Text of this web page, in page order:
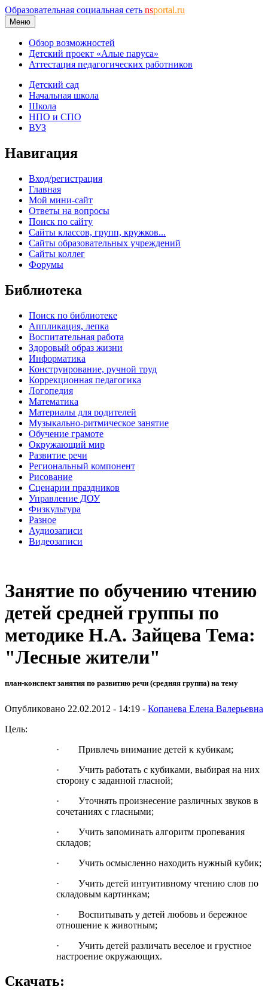
Образовательная социальная сеть nsportal.ru
Меню
Обзор возможностей
Детский проект «Алые паруса»
Аттестация педагогических работников
Детский сад
Начальная школа
Школа
НПО и СПО
ВУЗ
Навигация
Вход/регистрация
Главная
Мой мини-сайт
Ответы на вопросы
Поиск по сайту
Сайты классов, групп, кружков...
Сайты образовательных учреждений
Сайты коллег
Форумы
Библиотека
Поиск по библиотеке
Аппликация, лепка
Воспитательная работа
Здоровый образ жизни
Информатика
Конструирование, ручной труд
Коррекционная педагогика
Логопедия
Математика
Материалы для родителей
Музыкально-ритмическое занятие
Обучение грамоте
Окружающий мир
Развитие речи
Региональный компонент
Рисование
Сценарии праздников
Управление ДОУ
Физкультура
Разное
Аудиозаписи
Видеозаписи
Занятие по обучению чтению
детей средней группы по
методике Н.А. Зайцева Тема:
"Лесные жители"
план-конспект занятия по развитию речи (средняя группа) на тему
Опубликовано 22.02.2012 - 14:19 - Копанева Елена Валерьевна
Цель:
· Привлечь внимание детей к кубикам;
· Учить работать с кубиками, выбирая на них
сторону с заданной гласной;
· Уточнять произнесение различных звуков в
сочетаниях с гласными;
· Учить запоминать алгоритм пропевания
складов;
· Учить осмысленно находить нужный кубик;
· Учить детей интуитивному чтению слов по
складовым картинкам;
· Воспитывать у детей любовь и бережное
отношение к животным;
· Учить детей различать веселое и грустное
настроение окружающих.
Скачать: